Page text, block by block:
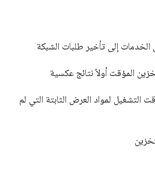
إلى تأخير طلبات الشبكة
المؤقت أولاً نتائج عكسية
التشغيل لمواد العرض الثابتة التي لم